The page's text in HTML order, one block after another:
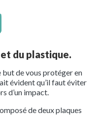
du plastique.
de vous protéger en
évident qu’il faut éviter
d’un impact.
de deux plaques